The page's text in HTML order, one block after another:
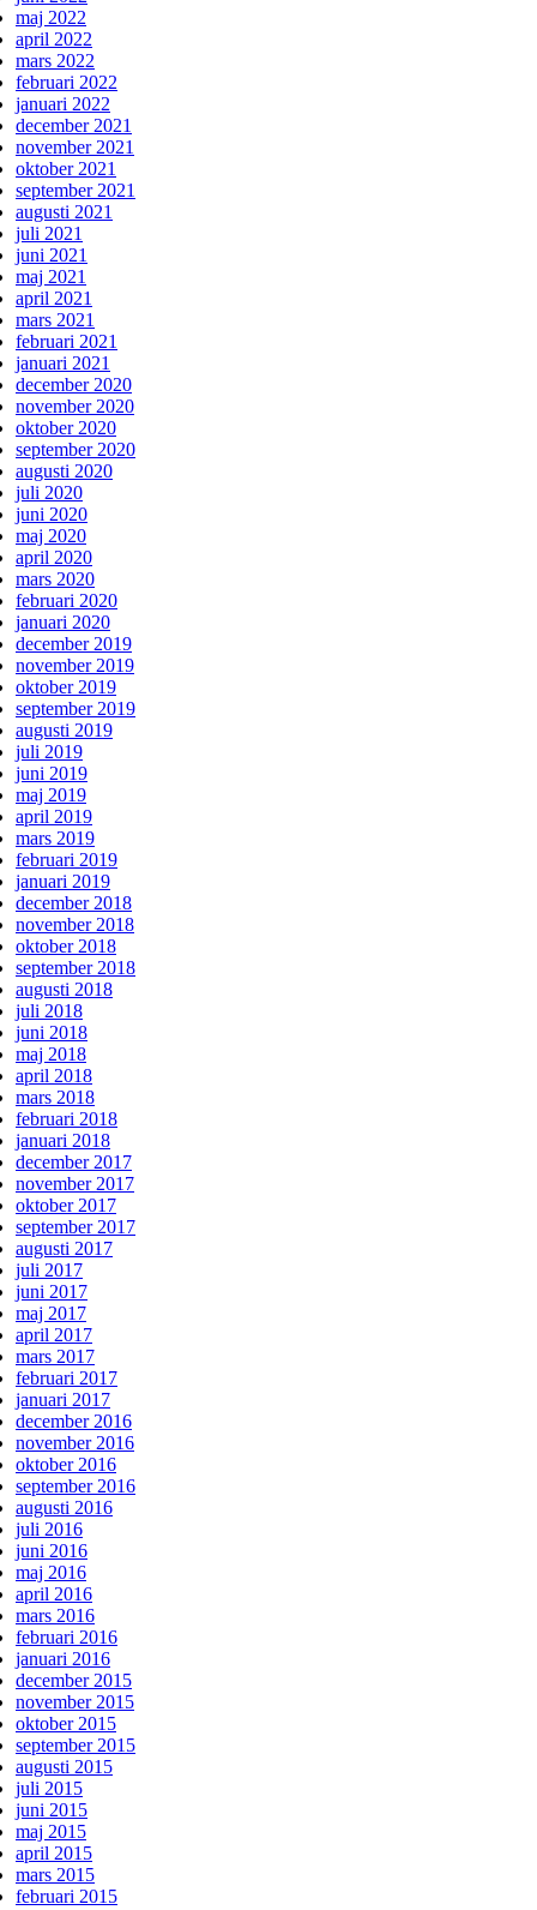
maj 2022
april 2022
mars 2022
februari 2022
januari 2022
december 2021
november 2021
oktober 2021
september 2021
augusti 2021
juli 2021
juni 2021
maj 2021
april 2021
mars 2021
februari 2021
januari 2021
december 2020
november 2020
oktober 2020
september 2020
augusti 2020
juli 2020
juni 2020
maj 2020
april 2020
mars 2020
februari 2020
januari 2020
december 2019
november 2019
oktober 2019
september 2019
augusti 2019
juli 2019
juni 2019
maj 2019
april 2019
mars 2019
februari 2019
januari 2019
december 2018
november 2018
oktober 2018
september 2018
augusti 2018
juli 2018
juni 2018
maj 2018
april 2018
mars 2018
februari 2018
januari 2018
december 2017
november 2017
oktober 2017
september 2017
augusti 2017
juli 2017
juni 2017
maj 2017
april 2017
mars 2017
februari 2017
januari 2017
december 2016
november 2016
oktober 2016
september 2016
augusti 2016
juli 2016
juni 2016
maj 2016
april 2016
mars 2016
februari 2016
januari 2016
december 2015
november 2015
oktober 2015
september 2015
augusti 2015
juli 2015
juni 2015
maj 2015
april 2015
mars 2015
februari 2015